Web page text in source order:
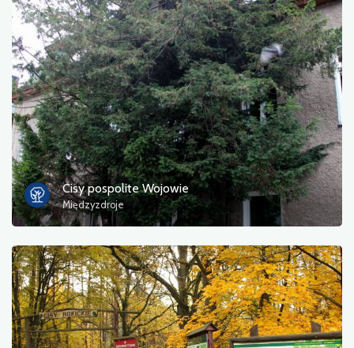
Cisy pospolite Wojowie
Międzyzdroje
Фотографії
Інший
сортувати
OK